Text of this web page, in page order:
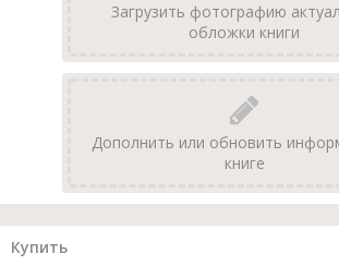
Загрузить фотографию
обложки книги
Дополнить или обновить
книге
Купить